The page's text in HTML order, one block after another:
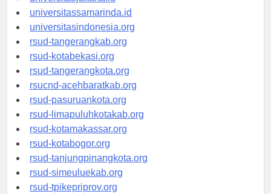
universitasjakarta.id
universitassamarinda.id
universitasindonesia.org
rsud-tangerangkab.org
rsud-kotabekasi.org
rsud-tangerangkota.org
rsucnd-acehbaratkab.org
rsud-pasuruankota.org
rsud-limapuluhkotakab.org
rsud-kotamakassar.org
rsud-kotabogor.org
rsud-tanjungpinangkota.org
rsud-simeuluekab.org